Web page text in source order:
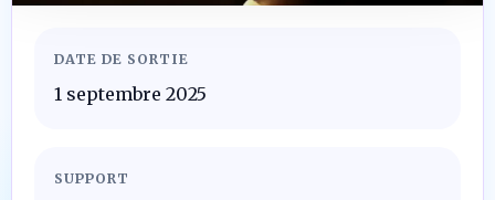
DATE DE SORTIE
1 septembre 2025
SUPPORT